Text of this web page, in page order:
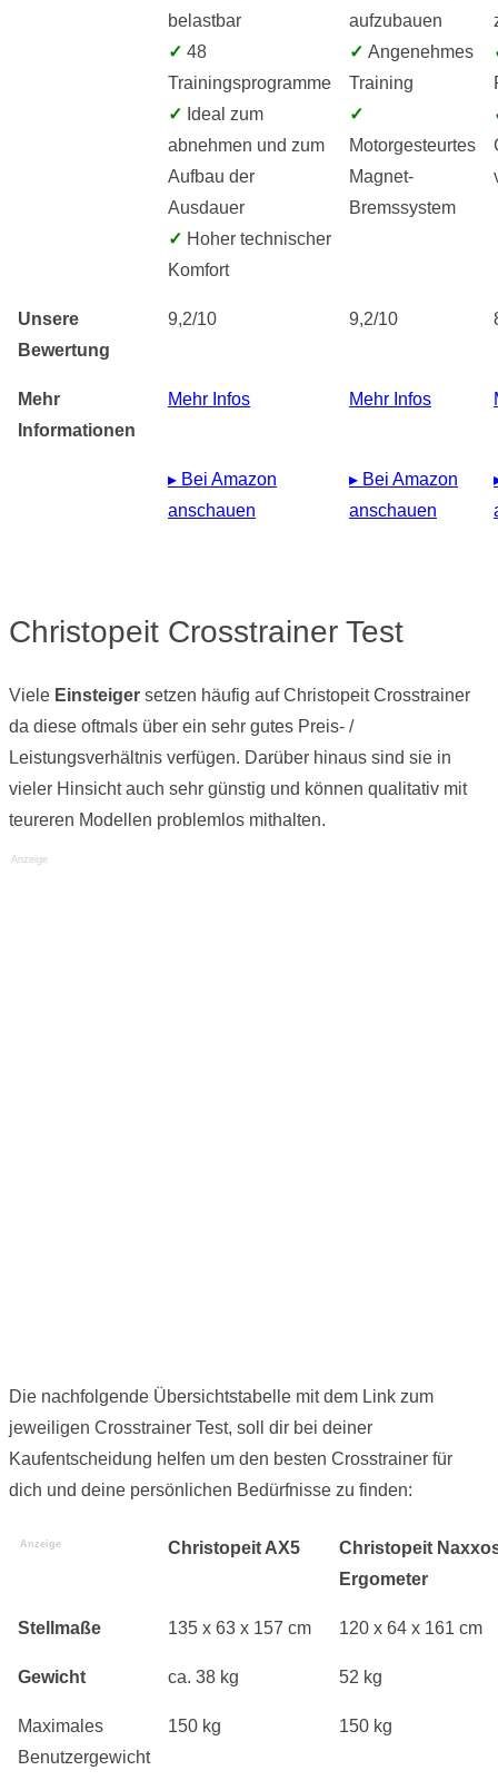
belastbar
✓ 48
Trainingsprogramme
✓ Ideal zum
abnehmen und zum
Aufbau der
Ausdauer
✓ Hoher technischer
Komfort
aufzubauen
✓ Angenehmes
Training
✓
Motorgesteurtes
Magnet-
Bremssystem
Unsere
Bewertung
9,2/10 9,2/10
Mehr
Informationen
Mehr Infos Mehr Infos
▸ Bei Amazon
anschauen
▸ Bei Amazon
anschauen
Christopeit Crosstrainer Test
Viele Einsteiger setzen häufig auf Christopeit Crosstrainer
da diese oftmals über ein sehr gutes Preis- /
Leistungsverhältnis verfügen. Darüber hinaus sind sie in
vieler Hinsicht auch sehr günstig und können qualitativ mit
teureren Modellen problemlos mithalten.
Anzeige
Die nachfolgende Übersichtstabelle mit dem Link zum
jeweiligen Crosstrainer Test, soll dir bei deiner
Kaufentscheidung helfen um den besten Crosstrainer für
dich und deine persönlichen Bedürfnisse zu finden:
Anzeige Christopeit AX5
Christopeit
Ergometer
Stellmaße 135 x 63 x 157 cm 120 x 64 x 161 cm
Gewicht ca. 38 kg 52 kg
Maximales
Benutzergewicht
150 kg 150 kg